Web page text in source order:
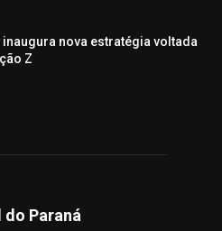
inaugura nova estratégia voltada
Z
do Paraná